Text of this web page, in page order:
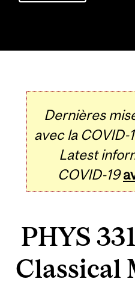
Dernières
avec la COVID-
Latest
COVID-19
PHYS
Classical